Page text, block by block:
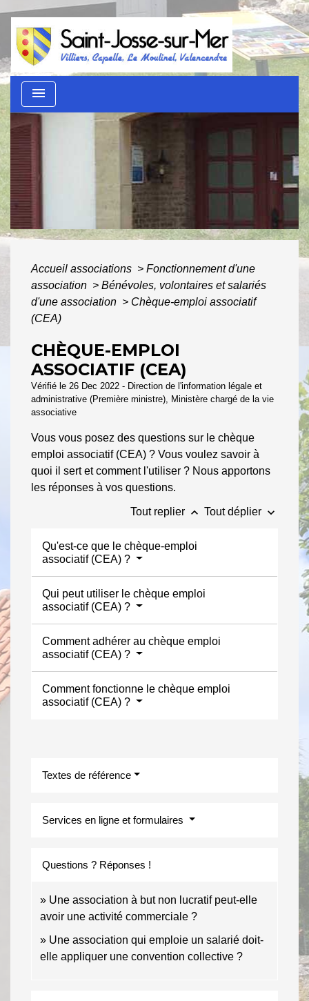
menu
Guide des démarches
administratives
AU QUOTIDIEN
GUIDE DES
DÉMARCHES ADMINISTRATIVES
Accueil associations > Fonctionnement d'une
association > Bénévoles, volontaires et salariés
d'une association > Chèque-emploi associatif
(CEA)
CHÈQUE-EMPLOI
ASSOCIATIF (CEA)
Vérifié le 26 Dec 2022 - Direction de l'information légale et
administrative (Première ministre), Ministère chargé de la vie
associative
Vous vous posez des questions sur le chèque
emploi associatif (CEA) ? Vous voulez savoir à
quoi il sert et comment l'utiliser ? Nous apportons
les réponses à vos questions.
Tout replier keyboard_arrow_up Tout déplier keyboard_arrow_down
Qu'est-ce que le chèque-emploi
associatif (CEA) ?
Qui peut utiliser le chèque emploi
associatif (CEA) ?
Comment adhérer au chèque emploi
associatif (CEA) ?
Comment fonctionne le chèque emploi
associatif (CEA) ?
Textes de référence
Services en ligne et formulaires
Questions ? Réponses !
Une association à but non lucratif peut-elle
avoir une activité commerciale ?
Une association qui emploie un salarié doit-
elle appliquer une convention collective ?